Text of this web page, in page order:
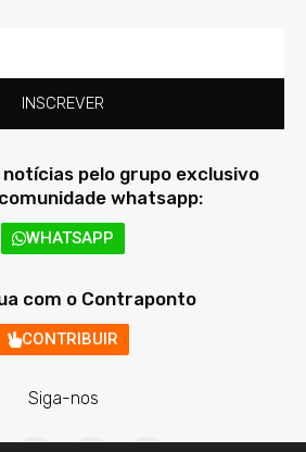
INSCREVER
pelo grupo exclusivo
whatsapp:
WHATSAPP
com o Contraponto
CONTRIBUIR
Siga-nos
T
I
Y